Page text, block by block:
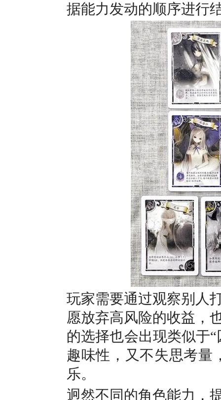
据能力发动的顺序进行
玩家需要通过观察别人
愿放弃高风险的收益，
的选择也会出现类似于
趣味性，又不失思考量
乐。
迥然不同的角色能力，